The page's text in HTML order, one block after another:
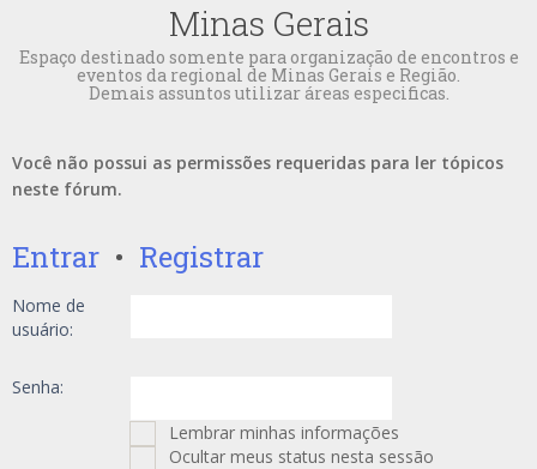
Minas Gerais
Espaço destinado somente para organização de encontros e
eventos da regional de Minas Gerais e Região.
Demais assuntos utilizar áreas especificas.
Você não possui as permissões requeridas para ler tópicos
neste fórum.
Entrar • Registrar
Nome de
usuário:
Senha:
Lembrar minhas informações
Ocultar meus status nesta sessão